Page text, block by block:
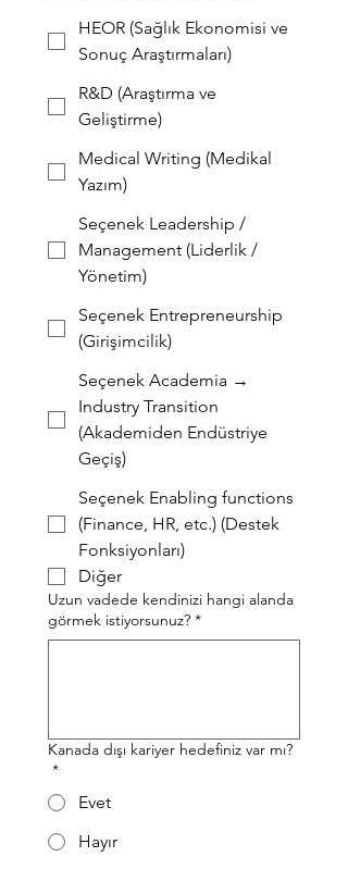
HEOR (Sağlık Ekonomisi ve
Sonuç Araştırmaları)
R&D (Araştırma ve
Geliştirme)
Medical Writing (Medikal
Yazım)
Seçenek Leadership /
Management (Liderlik /
Yönetim)
Seçenek Entrepreneurship
(Girişimcilik)
Seçenek Academia →
Industry Transition
(Akademiden Endüstriye
Geçiş)
Seçenek Enabling functions
(Finance, HR, etc.) (Destek
Fonksiyonları)
Diğer
Uzun vadede kendinizi hangi alanda
görmek istiyorsunuz? *
Kanada dışı kariyer hedefiniz var mı?
*
Evet
Hayır